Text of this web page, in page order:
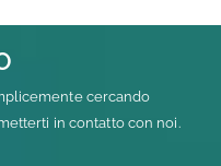
cercando
in contatto con noi.